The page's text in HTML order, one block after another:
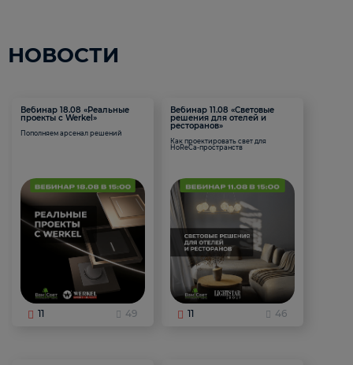
НОВОСТИ
Вебинар 18.08 «Реальные
проекты с Werkel»
Пополняем арсенал решений
11 49
Вебинар 11.08 «Световые
решения для отелей и
ресторанов»
Как проектировать свет для
HoReCa-пространств
11 46